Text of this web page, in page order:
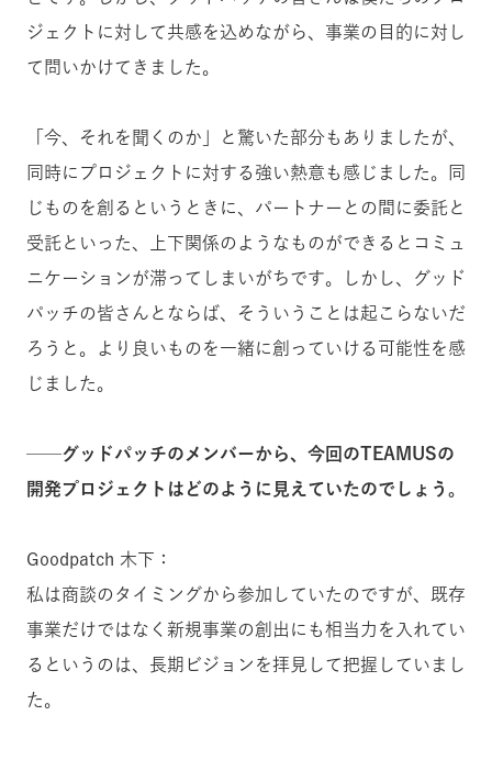
ジェクトに対して共感を込めながら、事業の目的に対し
て問いかけてきました。
「今、それを聞くのか」と驚いた部分もありましたが、
同時にプロジェクトに対する強い熱意も感じました。同
じものを創るというときに、パートナーとの間に委託と
受託といった、上下関係のようなものができるとコミュ
ニケーションが滞ってしまいがちです。しかし、グッド
パッチの皆さんとならば、そういうことは起こらないだ
ろうと。より良いものを一緒に創っていける可能性を感
じました。
──グッドパッチのメンバーから、今回のTEAMUSの
開発プロジェクトはどのように見えていたのでしょう。
Goodpatch 木下：
私は商談のタイミングから参加していたのですが、既存
事業だけではなく新規事業の創出にも相当力を入れてい
るというのは、長期ビジョンを拝見して把握していまし
た。